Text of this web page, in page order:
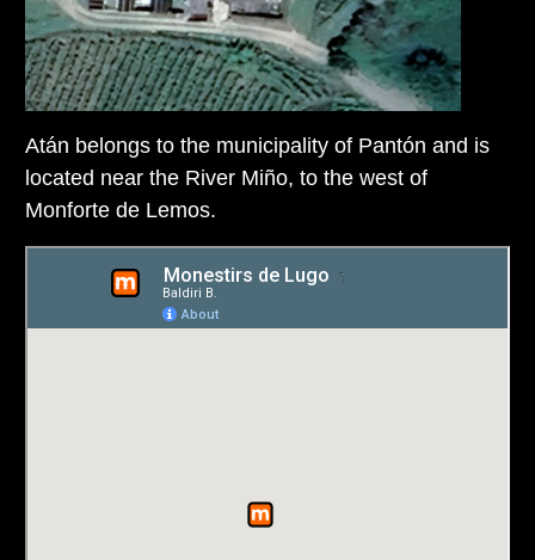
Atán belongs to the municipality of Pantón and is
located near the River Miño, to the west of
Monforte de Lemos.